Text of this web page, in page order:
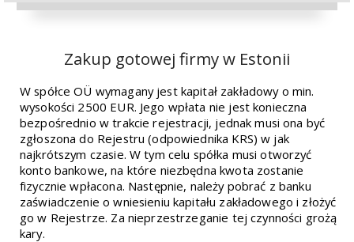
Zakup gotowej firmy w Estonii
W spółce OÜ wymagany jest kapitał zakładowy o min.
wysokości 2500 EUR. Jego wpłata nie jest konieczna
bezpośrednio w trakcie rejestracji, jednak musi ona być
zgłoszona do Rejestru (odpowiednika KRS) w jak
najkrótszym czasie. W tym celu spółka musi otworzyć
konto bankowe, na które niezbędna kwota zostanie
fizycznie wpłacona. Następnie, należy pobrać z banku
zaświadczenie o wniesieniu kapitału zakładowego i złożyć
go w Rejestrze. Za nieprzestrzeganie tej czynności grożą
kary.